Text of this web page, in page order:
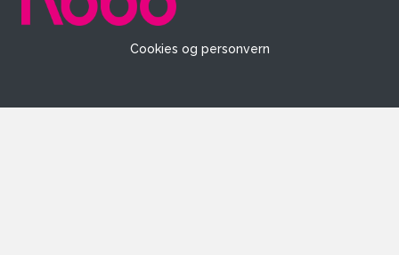
Cookies og personvern